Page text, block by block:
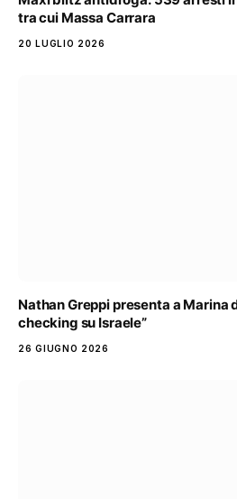
tra cui Massa Carrara
20 LUGLIO 2026
Nathan Greppi presenta a Marina
checking su Israele”
26 GIUGNO 2026